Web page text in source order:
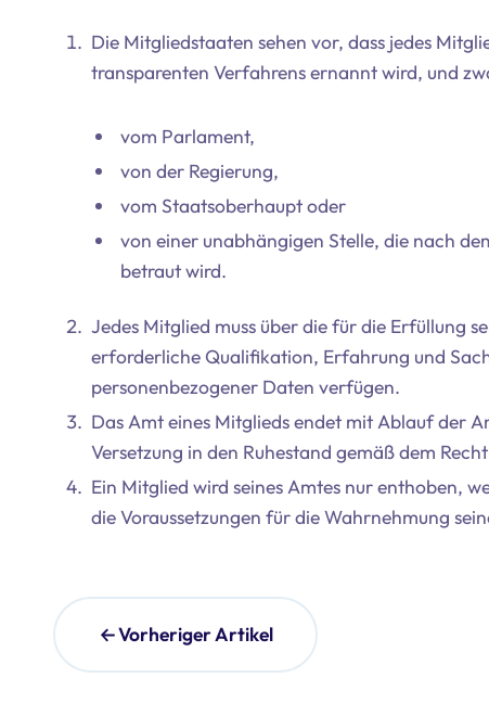
Die Mitgliedstaaten sehen vor, dass jedes
transparenten Verfahrens ernannt wird, und
vom Parlament,
von der Regierung,
vom Staatsoberhaupt oder
von einer unabhängigen Stelle, die nach
betraut wird.
Jedes Mitglied muss über die für die Erfüllung
erforderliche Qualifikation, Erfahrung und
personenbezogener Daten verfügen.
Das Amt eines Mitglieds endet mit Ablauf der
Versetzung in den Ruhestand gemäß dem
Ein Mitglied wird seines Amtes nur enthoben,
die Voraussetzungen für die Wahrnehmung
Vorheriger Artikel